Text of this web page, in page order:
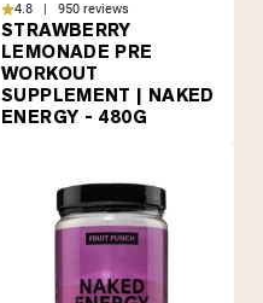
4.8 | 950 reviews
STRAWBERRY
LEMONADE PRE
WORKOUT
SUPPLEMENT | NAKED
ENERGY - 480G